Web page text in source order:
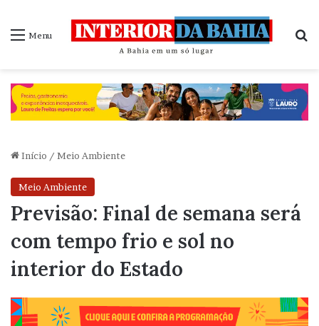
Menu
Início / Meio Ambiente
Meio Ambiente
Previsão: Final de semana será
com tempo frio e sol no
interior do Estado